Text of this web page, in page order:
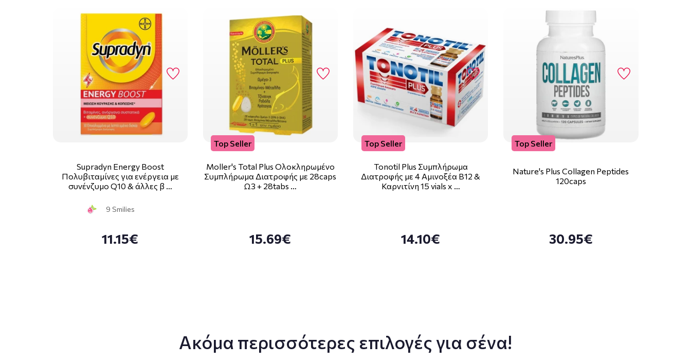
Supradyn Energy Boost
Πολυβιταμίνες για ενέργεια με
συνένζυμο Q10 & άλλες β …
9 Smilies
11.15€
Top Seller
Moller's Total Plus Ολοκληρωμένο
Συμπλήρωμα Διατροφής με 28caps
Ω3 + 28tabs …
15.69€
Top Seller
Tonotil Plus Συμπλήρωμα
Διατροφής με 4 Αμινοξέα B12 &
Καρνιτίνη 15 vials x …
14.10€
Top Seller
Nature's Plus Collagen Peptides
120caps
30.95€
Ακόμα περισσότερες επιλογές για σένα!